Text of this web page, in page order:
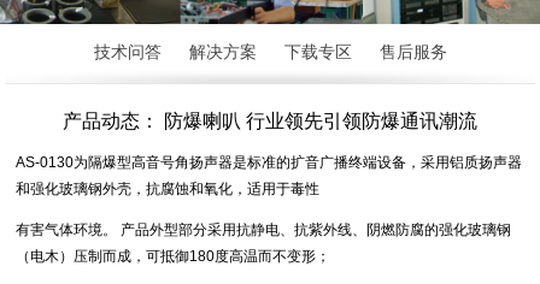
技术问答 解决方案 下载专区 售后服务
产品动态： 防爆喇叭 行业领先引领防爆通讯潮流
AS-0130为隔爆型高音号角扬声器是标准的扩音广播终端设备，采用铝质扬声器
和强化玻璃钢外壳，抗腐蚀和氧化，适用于毒性
有害气体环境。 产品外型部分采用抗静电、抗紫外线、阴燃防腐的强化玻璃钢
（电木）压制而成，可抵御180度高温而不变形；